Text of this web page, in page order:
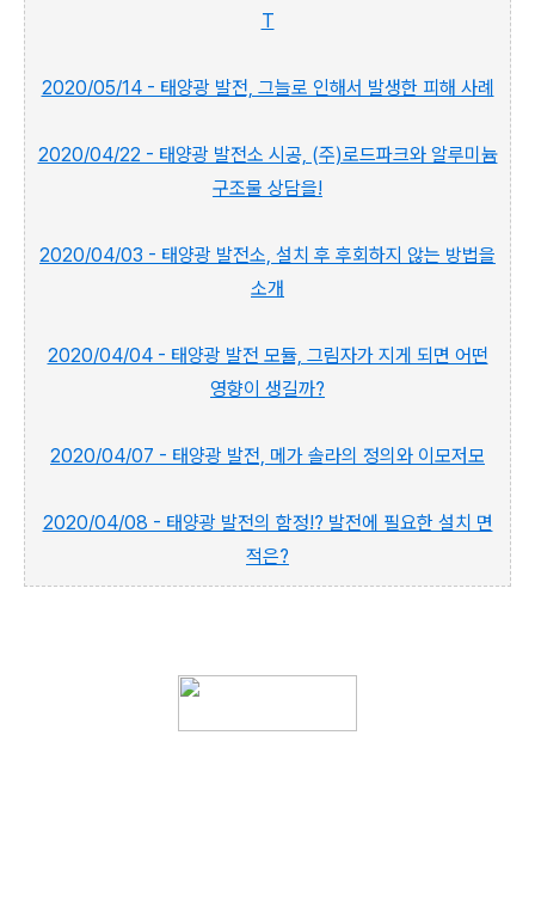
T
2020/05/14 - 태양광 발전, 그늘로 인해서 발생한 피해 사례
2020/04/22 - 태양광 발전소 시공, (주)로드파크와 알루미늄
구조물 상담을!
2020/04/03 - 태양광 발전소, 설치 후 후회하지 않는 방법을
소개
2020/04/04 - 태양광 발전 모듈, 그림자가 지게 되면 어떤
영향이 생길까?
2020/04/07 - 태양광 발전, 메가 솔라의 정의와 이모저모
2020/04/08 - 태양광 발전의 함정!? 발전에 필요한 설치 면
적은?